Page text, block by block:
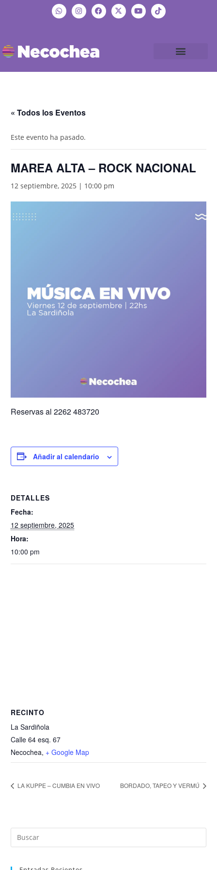
« Todos los Eventos
Este evento ha pasado.
MAREA ALTA – ROCK NACIONAL
12 septiembre, 2025 | 10:00 pm
Reservas al 2262 483720
Añadir al calendario
DETALLES
Fecha:
12 septiembre, 2025
Hora:
10:00 pm
RECINTO
La Sardiñola
Calle 64 esq. 67
Necochea, + Google Map
LA KUPPE – CUMBIA EN VIVO BORDADO, TAPEO Y VERMÚ